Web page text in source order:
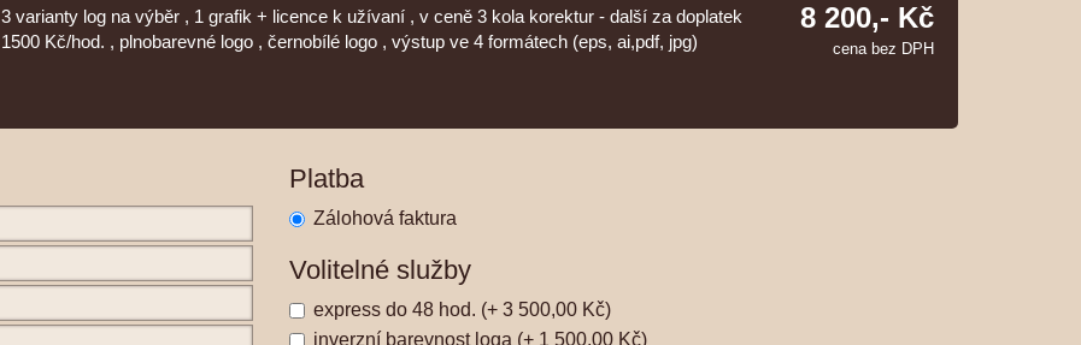
3 varianty log na výběr , 1 grafik + licence k užívaní , v ceně 3 kola korektur - další za doplatek
1500 Kč/hod. , plnobarevné logo , černobílé logo , výstup ve 4 formátech (eps, ai,pdf, jpg)
8 200,- Kč
cena bez DPH
Platba
Zálohová faktura
Volitelné služby
express do 48 hod. (+ 3 500,00 Kč)
inverzní barevnost loga (+ 1 500,00 Kč)